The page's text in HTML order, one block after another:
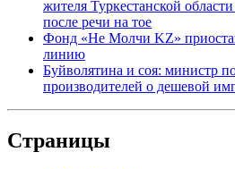
жителя Туркестанской
после речи на тое
Фонд «Не Молчи KZ»
линию
Буйволятина и соя: министр
производителей о дешевой
Страницы